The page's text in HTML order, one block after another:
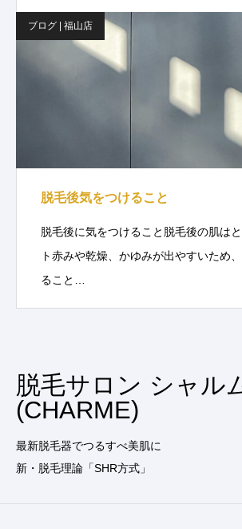
ブログ | 福山店
脱毛後気をつけること
脱毛後に気をつけること脱毛後の肌は
ト赤みや乾燥、かゆみが出やすいため
ること…
脱毛サロン シャル
(CHARME)
最新脱毛器でつるすべ美肌に
新・脱毛理論「SHR方式」